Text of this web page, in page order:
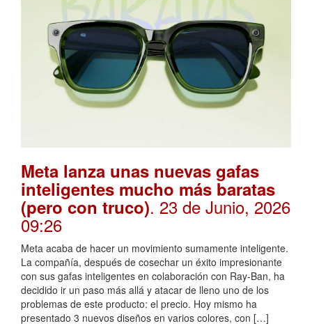
Meta lanza unas nuevas gafas
inteligentes mucho más baratas
(pero con truco). 23 de Junio, 2026
09:26
Meta acaba de hacer un movimiento sumamente inteligente.
La compañía, después de cosechar un éxito impresionante
con sus gafas inteligentes en colaboración con Ray-Ban, ha
decidido ir un paso más allá y atacar de lleno uno de los
problemas de este producto: el precio. Hoy mismo ha
presentado 3 nuevos diseños en varios colores, con […]